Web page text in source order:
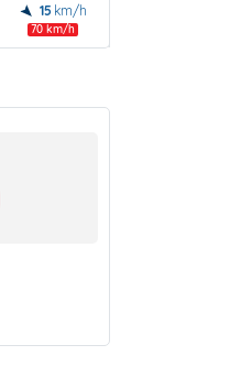
15 km/h
70 km/h